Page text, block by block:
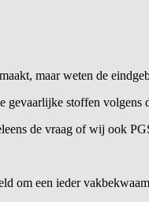
maar weten de
gevaarlijke stoffen volgens
de vraag of wij ook
een ieder